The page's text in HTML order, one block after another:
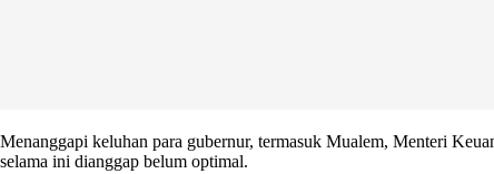
Menanggapi keluhan para gubernur, termasuk Mualem, Menteri
selama ini dianggap belum optimal.